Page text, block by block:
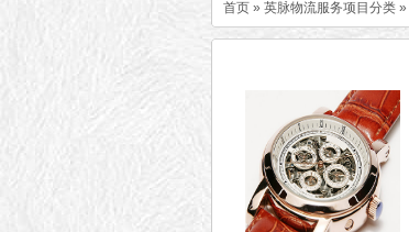
首页 » 英脉物流服务项目分类 »